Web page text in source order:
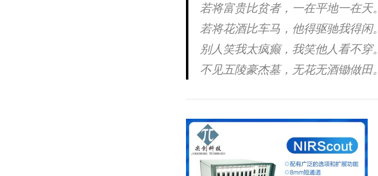
若将富贵比贫者，一在平地一在天。
若将花酒比车马，他得驱驰我得闲。
别人笑我太疯癫，我笑他人看不穿。
不见五陵豪杰墓，无花无酒锄做田。